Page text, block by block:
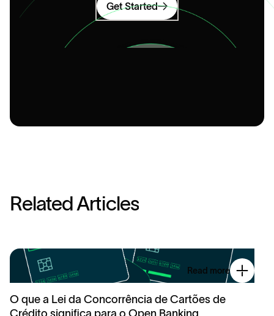
Get Started
Related Articles
Read more
O que a Lei da Concorrência de Cartões de
Crédito significa para o Open Banking